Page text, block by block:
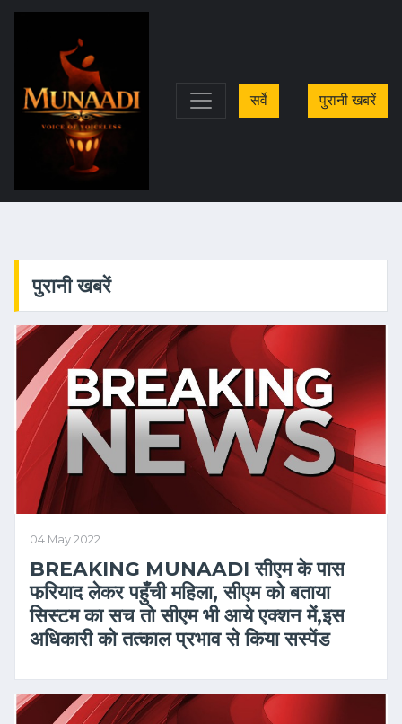
सर्वे पुरानी खबरें
पुरानी खबरें
04 May 2022
BREAKING MUNAADI सीएम के पास
फरियाद लेकर पहुँची महिला, सीएम को बताया
सिस्टम का सच तो सीएम भी आये एक्शन में,इस
अधिकारी को तत्काल प्रभाव से किया सस्पेंड